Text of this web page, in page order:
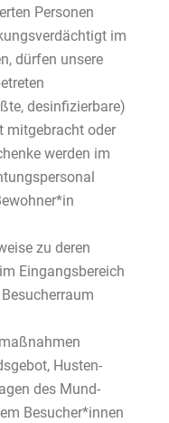
Personen
im
dürfen unsere
desinfizierbare)
mitgebracht oder
werden im
zu deren
Eingangsbereich
Husten-
des Mund-
Besucher*innen